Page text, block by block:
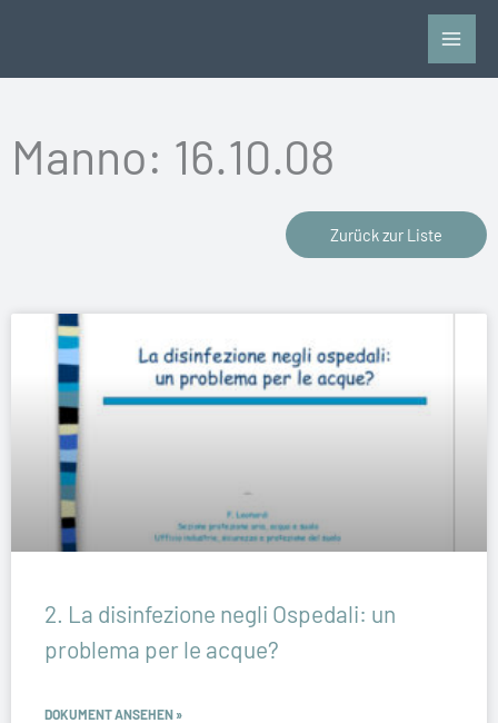
Manno: 16.10.08
Zurück zur Liste
2. La disinfezione negli Ospedali: un
problema per le acque?
DOKUMENT ANSEHEN »